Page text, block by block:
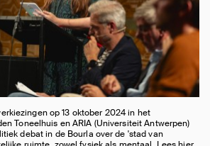
op 13 oktober 2024 in het
Toneelhuis en ARIA (Universiteit Antwerpen)
debat in de Bourla over de 'stad van